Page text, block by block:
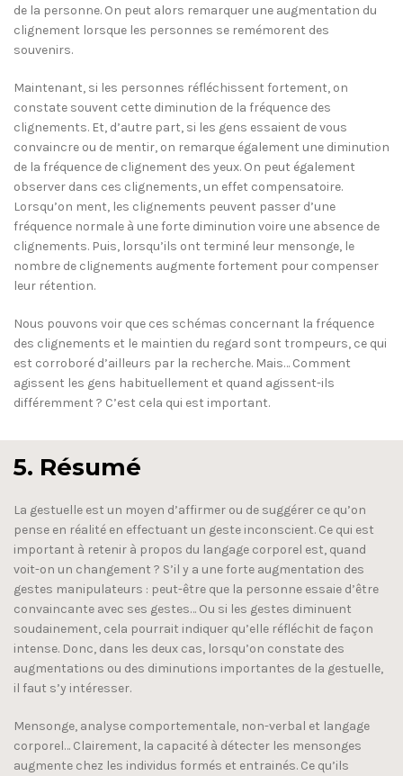
de la personne. On peut alors remarquer une augmentation du
clignement lorsque les personnes se remémorent des
souvenirs.
Maintenant, si les personnes réfléchissent fortement, on
constate souvent cette diminution de la fréquence des
clignements. Et, d’autre part, si les gens essaient de vous
convaincre ou de mentir, on remarque également une diminution
de la fréquence de clignement des yeux. On peut également
observer dans ces clignements, un effet compensatoire.
Lorsqu’on ment, les clignements peuvent passer d’une
fréquence normale à une forte diminution voire une absence de
clignements. Puis, lorsqu’ils ont terminé leur mensonge, le
nombre de clignements augmente fortement pour compenser
leur rétention.
Nous pouvons voir que ces schémas concernant la fréquence
des clignements et le maintien du regard sont trompeurs, ce qui
est corroboré d’ailleurs par la recherche. Mais… Comment
agissent les gens habituellement et quand agissent-ils
différemment ? C’est cela qui est important.
5. Résumé
La gestuelle est un moyen d’affirmer ou de suggérer ce qu’on
pense en réalité en effectuant un geste inconscient. Ce qui est
important à retenir à propos du langage corporel est, quand
voit-on un changement ? S’il y a une forte augmentation des
gestes manipulateurs : peut-être que la personne essaie d’être
convaincante avec ses gestes… Ou si les gestes diminuent
soudainement, cela pourrait indiquer qu’elle réfléchit de façon
intense. Donc, dans les deux cas, lorsqu’on constate des
augmentations ou des diminutions importantes de la gestuelle,
il faut s’y intéresser.
Mensonge, analyse comportementale, non-verbal et langage
corporel… Clairement, la capacité à détecter les mensonges
augmente chez les individus formés et entrainés. Ce qu’ils